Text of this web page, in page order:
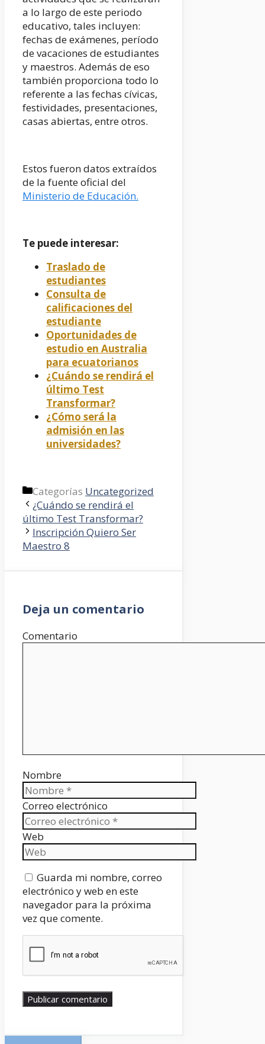
a lo largo de este periodo
educativo, tales incluyen:
fechas de exámenes, período
de vacaciones de estudiantes
y maestros. Además de eso
también proporciona todo lo
referente a las fechas cívicas,
festividades, presentaciones,
casas abiertas, entre otros.
Estos fueron datos extraídos
de la fuente oficial del
Ministerio de Educación.
Te puede interesar:
Traslado de
estudiantes
Consulta de
calificaciones del
estudiante
Oportunidades de
estudio en Australia
para ecuatorianos
¿Cuándo se rendirá el
último Test
Transformar?
¿Cómo será la
admisión en las
universidades?
Categorías Uncategorized
¿Cuándo se rendirá el
último Test Transformar?
Inscripción Quiero Ser
Maestro 8
Deja un comentario
Comentario
Nombre
Correo electrónico
Web
Guarda mi nombre, correo
electrónico y web en este
navegador para la próxima
vez que comente.